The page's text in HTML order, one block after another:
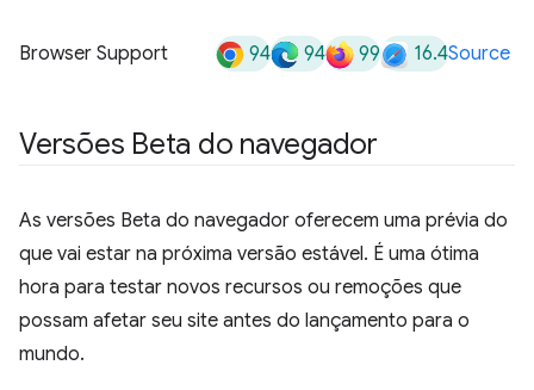
Browser Support 94 94 99 16.4Source
Versões Beta do navegador
As versões Beta do navegador oferecem uma prévia do
que vai estar na próxima versão estável. É uma ótima
hora para testar novos recursos ou remoções que
possam afetar seu site antes do lançamento para o
mundo.